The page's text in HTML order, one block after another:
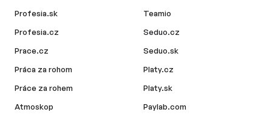
Profesia.sk
Profesia.cz
Prace.cz
Práca za rohom
Práce za rohem
Atmoskop
Teamio
Seduo.cz
Seduo.sk
Platy.cz
Platy.sk
Paylab.com